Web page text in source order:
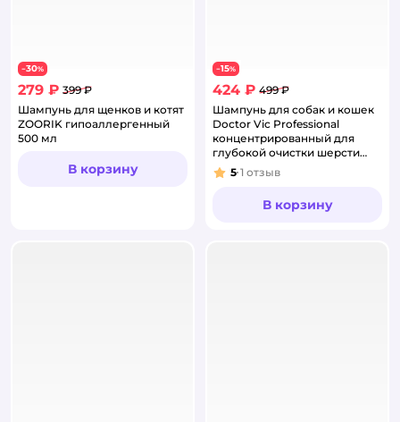
−30%
279 ₽ 399 ₽
Шампунь для щенков и котят
ZOORIK гипоаллергенный
500 мл
В корзину
−15%
424 ₽ 499 ₽
Шампунь для собак и кошек
Doctor Vic Professional
концентрированный для
глубокой очистки шерсти
250мл
Рейтинг:
5 1 отзыв
В корзину